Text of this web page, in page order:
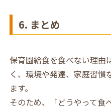
6. まとめ
保育園給食を食べない理由
く、環境や発達、家庭習慣
ます。
そのため、「どうやって食